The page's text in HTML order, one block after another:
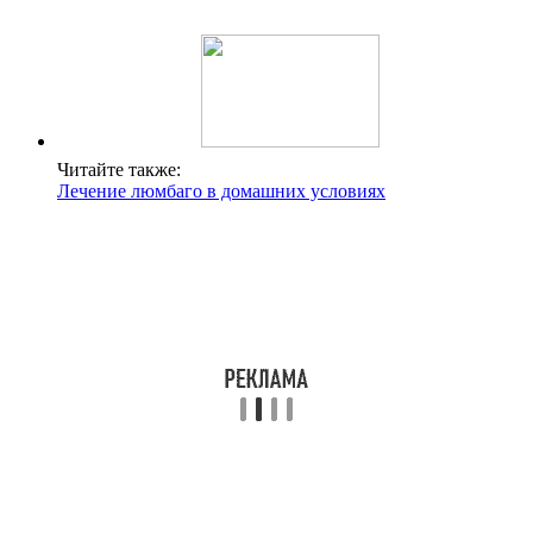
Читайте также:
Лечение люмбаго в домашних условиях